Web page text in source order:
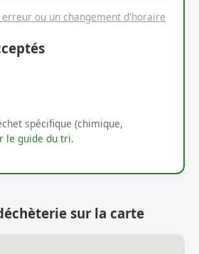
ou un changement d'horaire
spécifique (chimique,
le guide du tri.
sur la carte